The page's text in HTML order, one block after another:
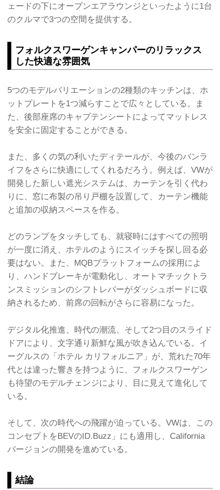
ェードの下にオープンエアラウンジといったように1台
のクルマで3つの空間を提供する。
フォルクスワーゲンキャンパーのリラックス
した快適な雰囲気
5つのモデルバリエーションの2種類のキッチンは、ホ
ットプレートを1つ減らすことで広々としている。ま
た、後部座席のキャプテンシートによってマットレス
を安全に固定することができる。
また、多くの気の利いたディテールが、今後のバンラ
イフをさらに快適にしてくれるだろう。例えば、VWが
開発した新しい遮光システムは、カーテンを引く代わ
りに、窓に布製の吊り戸棚を設置して、カーテン機能
と追加の収納スペースを作る。
どのランプをタッチしても、就寝時にはすべての照明
が一度に消え、ホテルのようにスイッチを探し回る必
要はない。また、MQBプラットフォームの採用によ
り、ハンドブレーキが電動化し、オートマチックトラ
ンスミッションのシフトレバーがダッシュボードに収
納されるため、前席の回転がさらに容易になった。
デジタル化推進、時代の潮流、そして2つ目のスライド
ドアにより、文字通り新鮮な風が吹き込んでいる。イ
ーグルスの「ホテル カリフォルニア」が、荒れた70年
代とは違った響きを持つように、フォルクスワーゲン
も待望のモデルチェンジにより、目に見えて進化して
いる。
そして、次の時代への飛躍が迫っている。VWは、この
コンセプトをBEVのID.Buzz」にも適用し、California
バージョンの開発を進めている。
結論